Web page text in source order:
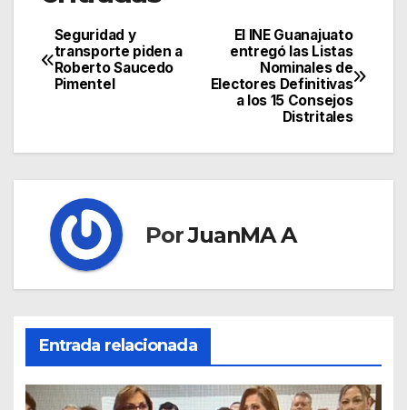
El INE Guanajuato
entregó las Listas
Nominales de
Electores Definitivas
a los 15 Consejos
Distritales
Seguridad y
transporte piden a
Roberto Saucedo
Pimentel
PorJuanMA A
Entrada relacionada